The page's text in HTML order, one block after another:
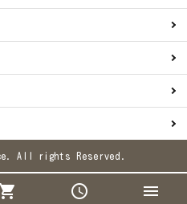
schedule menu
All rights Reserved.